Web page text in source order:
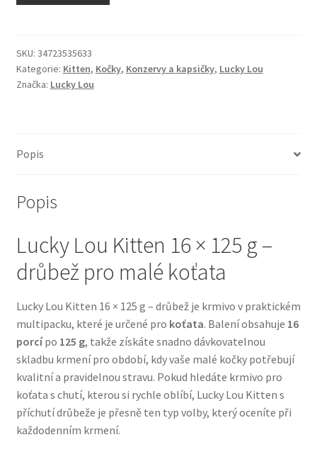
Odpočívadla pro kočky
Pamlsky pro kočky
Škrabadla pro kočky
Veterinární dieta pro kočky
Vše pro psy — Krmivo, doplňky, vybavení
Boudy a výběhy
Bozita pro psy — Švédské krmivo s nordickou kvalitou
Brit pro psy
Granule pro psy
SKU: 34723535633
Kategorie: Kitten, Kočky, Konzervy a kapsičky, Lucky Lou
Značka: Lucky Lou
Popis
Popis
Lucky Lou Kitten 16 × 125 g –
drůbež pro malé koťata
Lucky Lou Kitten 16 × 125 g – drůbež je krmivo v praktickém
multipacku, které je určené pro koťata. Balení obsahuje 16
porcípo 125 g, takže získáte snadno dávkovatelnou
skladbu krmení pro období, kdy vaše malé kočky potřebují
kvalitní a pravidelnou stravu. Pokud hledáte krmivo pro
koťata s chutí, kterou si rychle oblíbí, Lucky Lou Kitten s
příchutí drůbeže je přesně ten typ volby, který oceníte při
každodenním krmení.